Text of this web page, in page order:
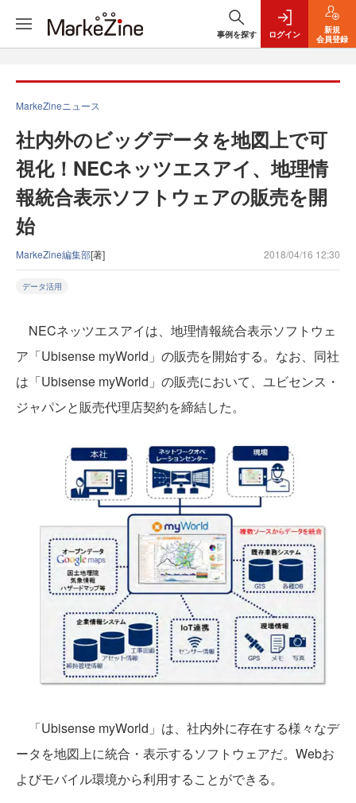
事例を探す ログイン
新規
会員登録
MarkeZineニュース
社内外のビッグデータを地図上で可
視化！NECネッツエスアイ、地理情
報統合表示ソフトウェアの販売を開
始
MarkeZine編集部[著] 2018/04/16 12:30
データ活用
NECネッツエスアイは、地理情報統合表示ソフトウェ
ア「Ubisense myWorld」の販売を開始する。なお、同社
は「Ubisense myWorld」の販売において、ユビセンス・
ジャパンと販売代理店契約を締結した。
「Ubisense myWorld」は、社内外に存在する様々なデ
ータを地図上に統合・表示するソフトウェアだ。Webお
よびモバイル環境から利用することができる。